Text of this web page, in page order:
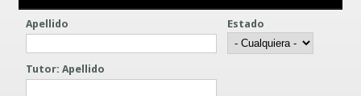
Guías prácticas o proyectos
Información sobre SPAM y Phising
Apellido Estado
Tutor: Apellido